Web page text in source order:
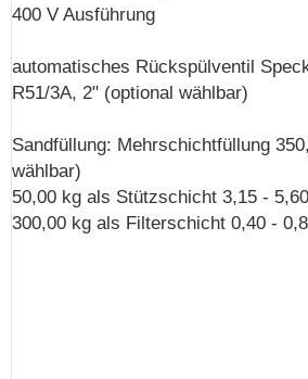
400 V Ausführung
automatisches Rückspülventil
R51/3A, 2" (optional wählbar)
Sandfüllung: Mehrschichtfüllung
wählbar)
50,00 kg als Stützschicht 3,15 -
300,00 kg als Filterschicht 0,40 -